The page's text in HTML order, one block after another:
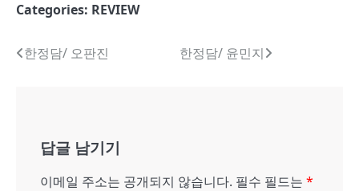
Categories: REVIEW
글한정담/ 오판진 한정담/ 윤민지
답글 남기기
이메일 주소는 공개되지 않습니다. 필수 필드는 *